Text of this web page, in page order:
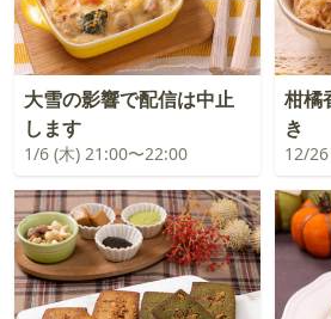
大雪の影響で配信は中止
します
1/6 (木) 21:00〜22:00
柑橘
き
12/